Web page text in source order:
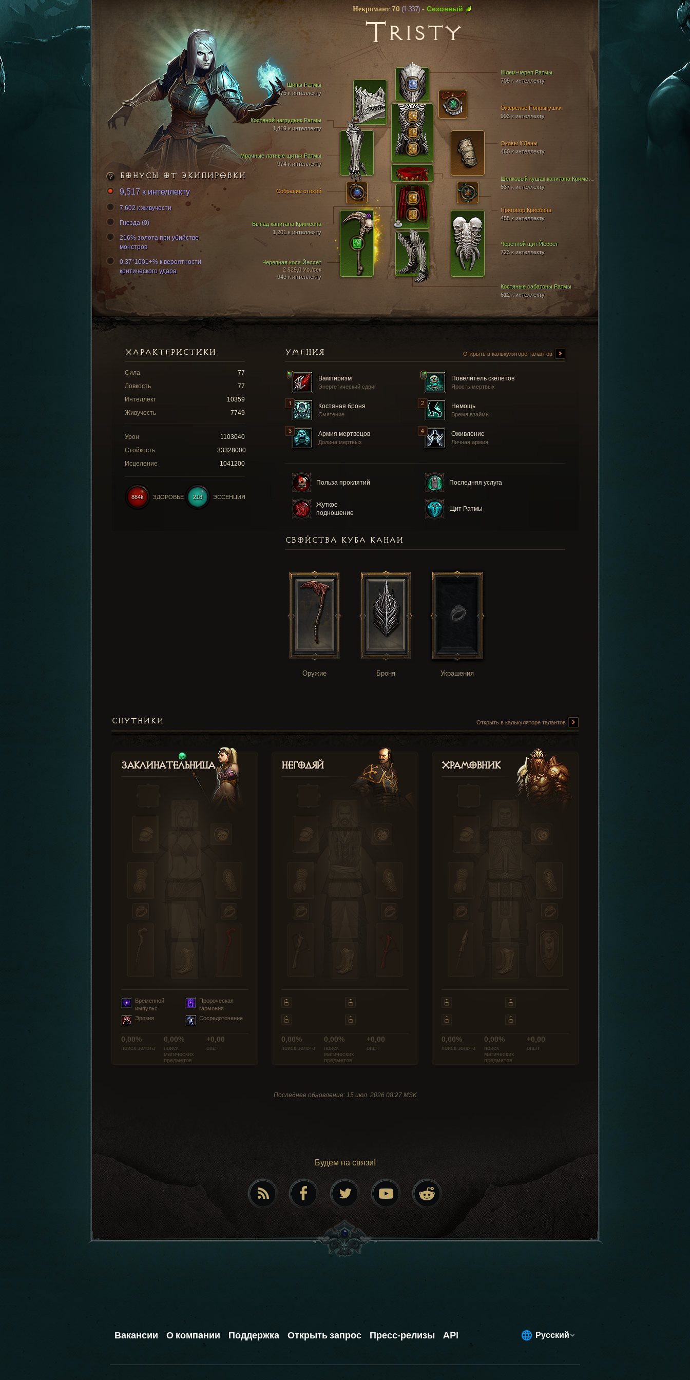
Некромант70 (1 337) - Cезонный
TRISTY
Шлем-череп Ратмы
709 к интеллекту
Костяной нагрудник Ратмы
1,419 к интеллекту
Костяные сабатоны Ратмы
612 к интеллекту
Мрачные латные щитки Ратмы
974 к интеллекту
Шипы Ратмы
475 к интеллекту
Выпад капитана Кримсона
1,201 к интеллекту
Оковы К'Лены
460 к интеллекту
Черепная коса Йессет
2 829,0 Ур./сек
949 к интеллекту
Черепной щит Йессет
723 к интеллекту
637 к интеллекту
Приговор Крисбина
455 к интеллекту
Собрание стихий
Ожерелье Попрыгушки
903 к интеллекту
БОНУСЫ ОТ ЭКИПИРОВКИ
9,517 к интеллекту
7,602 к живучести
Гнезда (0)
216% золота при убийстве
монстров
0.37*1001+% к вероятности
критического удара
УМЕНИЯ Открыть в калькуляторе талантов
Вампиризм
Энергетический сдвиг
Повелитель скелетов
Ярость мертвых
Костяная броня
Смятение
Немощь
Время взаймы
Армия мертвецов
Долина мертвых
Оживление
Личная армия
Польза проклятий Последняя услуга
Жуткое
подношение
Щит Ратмы
ХАРАКТЕРИСТИКИ
Сила
77
Ловкость
77
Интеллект
10359
Живучесть
7749
Урон
1103040
Стойкость
33328000
Исцеление
1041200
218 ЭССЕНЦИЯ
884k ЗДОРОВЬЕ
СВОЙСТВА КУБА КАНАИ
Оружие Броня Украшения
СПУТНИКИ Открыть в калькуляторе талантов
Заклинательница
Временной
импульс
Пророческая
гармония
Эрозия
Сосредоточение
0,00%
поиск золота
0,00%
поиск
магических
предметов
+0,00
опыт
Негодяй
0,00%
поиск золота
0,00%
поиск
магических
предметов
+0,00
опыт
Храмовник
0,00%
поиск золота
0,00%
поиск
магических
предметов
+0,00
опыт
Последнее обновление: 15 июл. 2026 08:27 MSK
Будем на связи!